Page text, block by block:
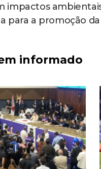
impactos
para a promoção
informado